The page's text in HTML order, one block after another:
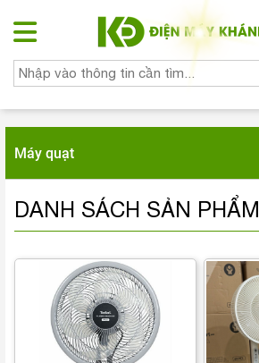
Máy quạt
DANH SÁCH SẢN PHẨM